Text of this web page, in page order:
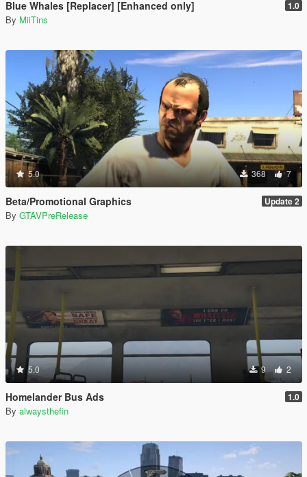
Blue Whales [Replacer] [Enhanced only] 1.0
By MiiTins
5.0 368 7
Beta/Promotional Graphics Update 2
By GTAVPreRelease
5.0 9 2
Homelander Bus Ads 1.0
By alwaysthefin